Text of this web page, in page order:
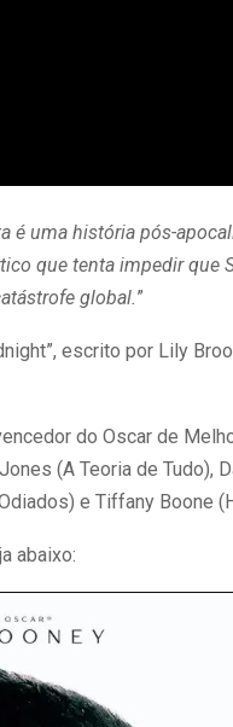
é uma história pós-
que tenta impedir que
global.”
escrito por Lily
do Oscar de
(A Teoria de Tudo),
e Tiffany Boone
abaixo: